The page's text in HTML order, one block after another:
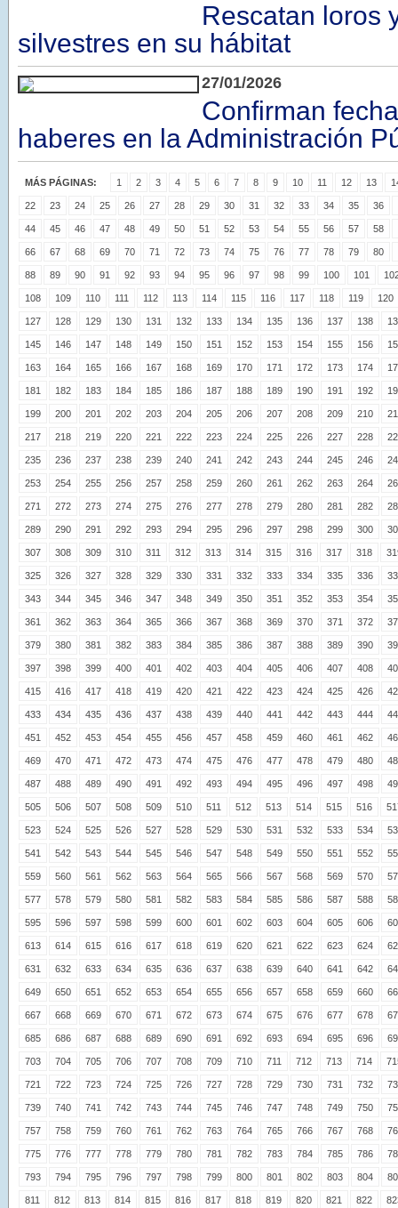
Rescatan loros
silvestres en su hábitat
27/01/2026
Confirman
haberes en la Administración
MÁS PÁGINAS: 1 2 3 4 5 6 7 8 9 10 11 12 13
22 23 24 25 26 27 28 29 30 31 32 33 34 35 36
44 45 46 47 48 49 50 51 52 53 54 55 56 57 58
66 67 68 69 70 71 72 73 74 75 76 77 78 79 80
88 89 90 91 92 93 94 95 96 97 98 99 100 101
108 109 110 111 112 113 114 115 116 117 118 119 120
127 128 129 130 131 132 133 134 135 136 137 138
145 146 147 148 149 150 151 152 153 154 155 156
163 164 165 166 167 168 169 170 171 172 173 174
181 182 183 184 185 186 187 188 189 190 191 192
199 200 201 202 203 204 205 206 207 208 209 210
217 218 219 220 221 222 223 224 225 226 227 228
235 236 237 238 239 240 241 242 243 244 245 246
253 254 255 256 257 258 259 260 261 262 263 264
271 272 273 274 275 276 277 278 279 280 281 282
289 290 291 292 293 294 295 296 297 298 299 300
307 308 309 310 311 312 313 314 315 316 317 318
325 326 327 328 329 330 331 332 333 334 335 336
343 344 345 346 347 348 349 350 351 352 353 354
361 362 363 364 365 366 367 368 369 370 371 372
379 380 381 382 383 384 385 386 387 388 389 390
397 398 399 400 401 402 403 404 405 406 407 408
415 416 417 418 419 420 421 422 423 424 425 426
433 434 435 436 437 438 439 440 441 442 443 444
451 452 453 454 455 456 457 458 459 460 461 462
469 470 471 472 473 474 475 476 477 478 479 480
487 488 489 490 491 492 493 494 495 496 497 498
505 506 507 508 509 510 511 512 513 514 515 516
523 524 525 526 527 528 529 530 531 532 533 534
541 542 543 544 545 546 547 548 549 550 551 552
559 560 561 562 563 564 565 566 567 568 569 570
577 578 579 580 581 582 583 584 585 586 587 588
595 596 597 598 599 600 601 602 603 604 605 606
613 614 615 616 617 618 619 620 621 622 623 624
631 632 633 634 635 636 637 638 639 640 641 642
649 650 651 652 653 654 655 656 657 658 659 660
667 668 669 670 671 672 673 674 675 676 677 678
685 686 687 688 689 690 691 692 693 694 695 696
703 704 705 706 707 708 709 710 711 712 713 714
721 722 723 724 725 726 727 728 729 730 731 732
739 740 741 742 743 744 745 746 747 748 749 750
757 758 759 760 761 762 763 764 765 766 767 768
775 776 777 778 779 780 781 782 783 784 785 786
793 794 795 796 797 798 799 800 801 802 803 804
811 812 813 814 815 816 817 818 819 820 821 822